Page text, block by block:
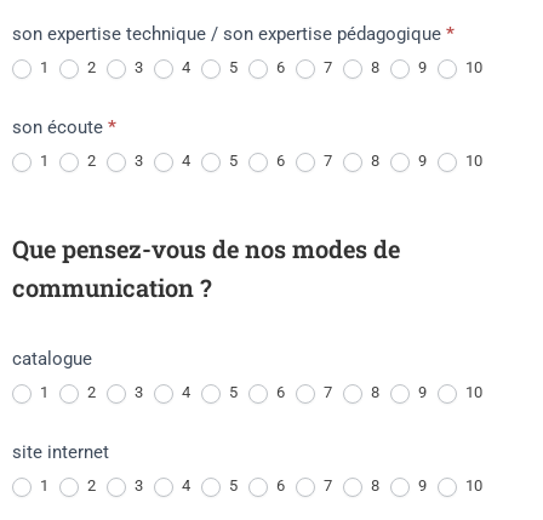
son expertise technique / son expertise pédagogique *
1 2 3 4 5 6 7 8 9 10
son écoute *
1 2 3 4 5 6 7 8 9 10
Que pensez-vous de nos modes de
communication ?
catalogue
1 2 3 4 5 6 7 8 9 10
site internet
1 2 3 4 5 6 7 8 9 10